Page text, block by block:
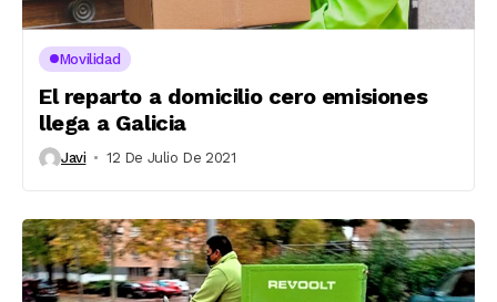
Movilidad
El reparto a domicilio cero emisiones
llega a Galicia
Javi 12 De Julio De 2021